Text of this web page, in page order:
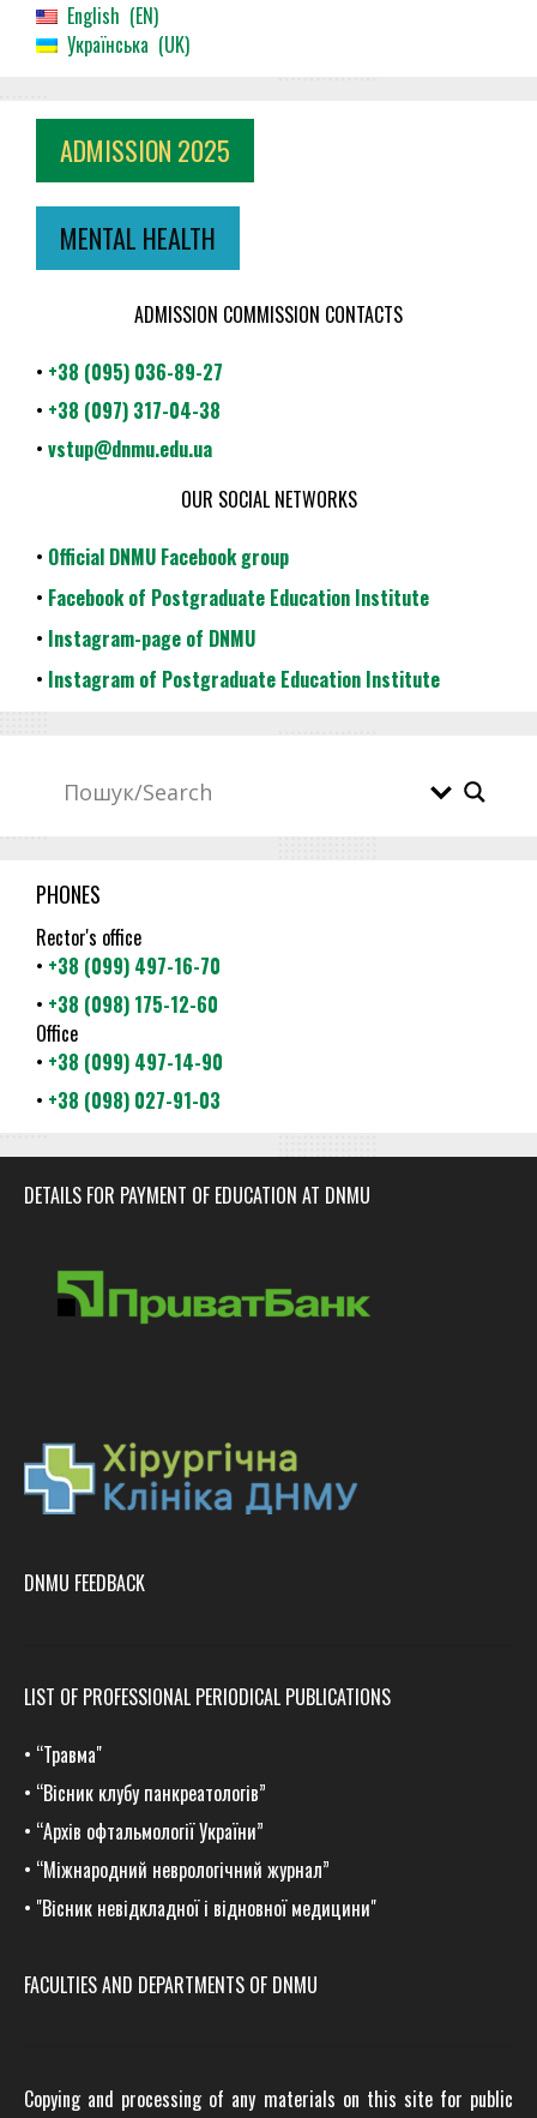
English
EN
Українська
UK
ADMISSION 2025
MENTAL HEALTH
ADMISSION COMMISSION CONTACTS
• +38 (095) 036-89-27
• +38 (097) 317-04-38
• vstup@dnmu.edu.ua
OUR SOCIAL NETWORKS
• Official DNMU Facebook group
• Facebook of Postgraduate Education Institute
• Instagram-page of DNMU
• Instagram of Postgraduate Education Institute
PHONES
Rector's office
• +38 (099) 497-16-70
• +38 (098) 175-12-60
Office
• +38 (099) 497-14-90
• +38 (098) 027-91-03
DETAILS FOR PAYMENT OF EDUCATION AT DNMU
DNMU FEEDBACK
LIST OF PROFESSIONAL PERIODICAL PUBLICATIONS
• “Травма"
• “Вісник клубу панкреатологів”
• “Архів офтальмології України”
• “Міжнародний неврологічний журнал”
• "Вісник невідкладної і відновної медицини"
FACULTIES AND DEPARTMENTS OF DNMU
Copying and processing of any materials on this site for public